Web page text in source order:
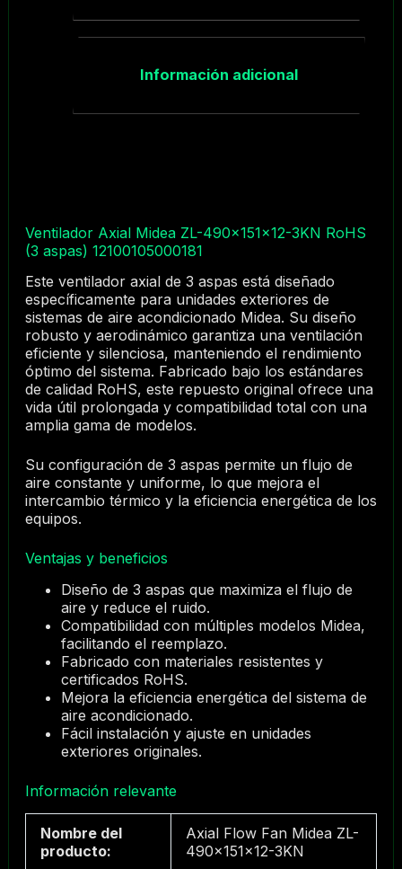
Información adicional
Ventilador Axial Midea ZL-490×151×12-3KN RoHS
(3 aspas) 12100105000181
Este ventilador axial de 3 aspas está diseñado
específicamente para unidades exteriores de
sistemas de aire acondicionado Midea. Su diseño
robusto y aerodinámico garantiza una ventilación
eficiente y silenciosa, manteniendo el rendimiento
óptimo del sistema. Fabricado bajo los estándares
de calidad RoHS, este repuesto original ofrece una
vida útil prolongada y compatibilidad total con una
amplia gama de modelos.
Su configuración de 3 aspas permite un flujo de
aire constante y uniforme, lo que mejora el
intercambio térmico y la eficiencia energética de los
equipos.
Ventajas y beneficios
Diseño de 3 aspas que maximiza el flujo de
aire y reduce el ruido.
Compatibilidad con múltiples modelos Midea,
facilitando el reemplazo.
Fabricado con materiales resistentes y
certificados RoHS.
Mejora la eficiencia energética del sistema de
aire acondicionado.
Fácil instalación y ajuste en unidades
exteriores originales.
Información relevante
Nombre del
producto:
Axial Flow Fan Midea ZL-
490×151×12-3KN